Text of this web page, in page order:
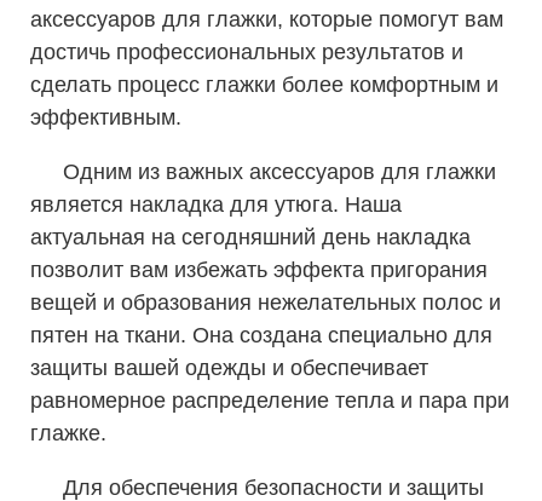
аксессуаров для глажки, которые помогут вам
достичь профессиональных результатов и
сделать процесс глажки более комфортным и
эффективным.
Одним из важных аксессуаров для глажки
является накладка для утюга. Наша
актуальная на сегодняшний день накладка
позволит вам избежать эффекта пригорания
вещей и образования нежелательных полос и
пятен на ткани. Она создана специально для
защиты вашей одежды и обеспечивает
равномерное распределение тепла и пара при
глажке.
Для обеспечения безопасности и защиты